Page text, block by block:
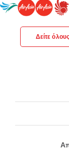
Δείτε